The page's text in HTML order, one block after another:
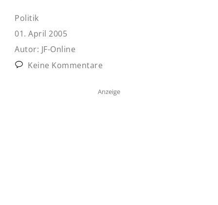
Politik
01. April 2005
Autor: JF-Online
Keine Kommentare
Anzeige